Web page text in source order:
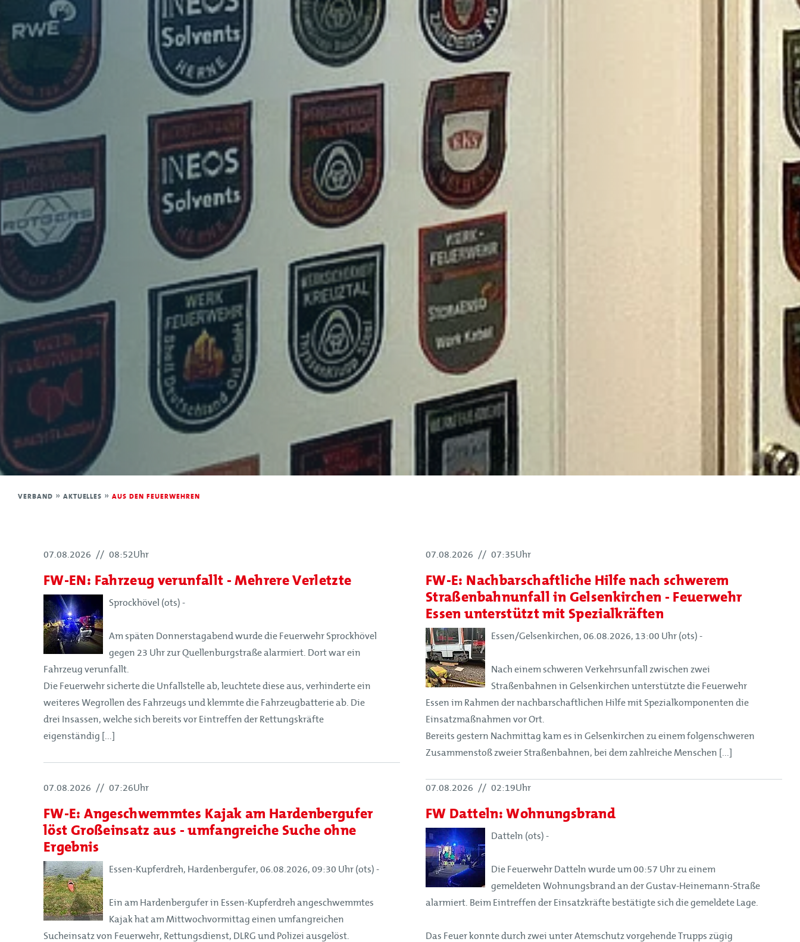
Kinderfeuerwehr
Jugendfeuerwehr
Struktur
Mitglieder
Organe
Geschäftsstelle
Satzung
Förderer und Partner
Kinderfeuerwehr
Jugendfeuerwehr
Struktur
Struktur
Mitglieder
Organe
Geschäftsstelle
Leitbild
Satzung
Förderer und Partner
Struktur
Mitglieder
Organe
Geschäftsstelle
Leitbild
Satzung
Förderer und Partner
Kinderfeuerwehr
Jugendfeuerwehr
Struktur
Struktur
Mitglieder
Organe
Geschäftsstelle
Leitbild
Satzung
Förderer und Partner
VERBAND » AKTUELLES » AUS DEN FEUERWEHREN
07.08.2026 // 08:52Uhr
FW-EN: Fahrzeug verunfallt - Mehrere Verletzte
Sprockhövel (ots) -
Am späten Donnerstagabend wurde die Feuerwehr Sprockhövel
gegen 23 Uhr zur Quellenburgstraße alarmiert. Dort war ein
Fahrzeug verunfallt.
Die Feuerwehr sicherte die Unfallstelle ab, leuchtete diese aus, verhinderte ein
weiteres Wegrollen des Fahrzeugs und klemmte die Fahrzeugbatterie ab. Die
drei Insassen, welche sich bereits vor Eintreffen der Rettungskräfte
eigenständig [...]
07.08.2026 // 07:35Uhr
FW-E: Nachbarschaftliche Hilfe nach schwerem
Straßenbahnunfall in Gelsenkirchen - Feuerwehr
Essen unterstützt mit Spezialkräften
Essen/Gelsenkirchen, 06.08.2026, 13:00 Uhr (ots) -
Nach einem schweren Verkehrsunfall zwischen zwei
Straßenbahnen in Gelsenkirchen unterstützte die Feuerwehr
Essen im Rahmen der nachbarschaftlichen Hilfe mit Spezialkomponenten die
Einsatzmaßnahmen vor Ort.
Bereits gestern Nachmittag kam es in Gelsenkirchen zu einem folgenschweren
Zusammenstoß zweier Straßenbahnen, bei dem zahlreiche Menschen [...]
07.08.2026 // 07:26Uhr
FW-E: Angeschwemmtes Kajak am Hardenbergufer
löst Großeinsatz aus - umfangreiche Suche ohne
Ergebnis
Essen-Kupferdreh, Hardenbergufer, 06.08.2026, 09:30 Uhr (ots) -
Ein am Hardenbergufer in Essen-Kupferdreh angeschwemmtes
Kajak hat am Mittwochvormittag einen umfangreichen
Sucheinsatz von Feuerwehr, Rettungsdienst, DLRG und Polizei ausgelöst.
07.08.2026 // 02:19Uhr
FW Datteln: Wohnungsbrand
Datteln (ots) -
Die Feuerwehr Datteln wurde um 00:57 Uhr zu einem
gemeldeten Wohnungsbrand an der Gustav-Heinemann-Straße
alarmiert. Beim Eintreffen der Einsatzkräfte bestätigte sich die gemeldete Lage.
Das Feuer konnte durch zwei unter Atemschutz vorgehende Trupps zügig